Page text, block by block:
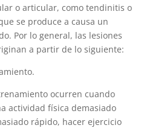
o articular, como tendinitis o
se produce a causa un
Por lo general, las lesiones
a partir de lo siguiente:
ocurren cuando
actividad física demasiado
rápido, hacer ejercicio